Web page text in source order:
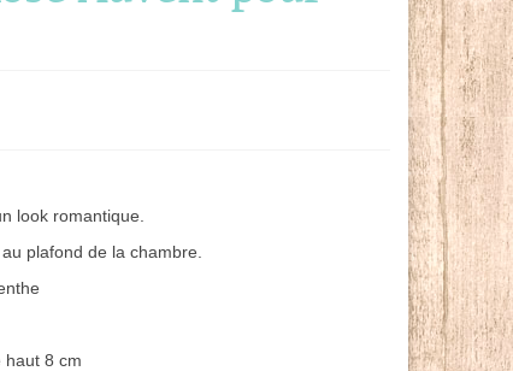
look romantique.
plafond de la chambre.
8 cm